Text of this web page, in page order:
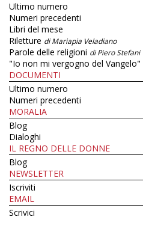
Ultimo numero
Numeri precedenti
Libri del mese
Riletture di Mariapia Veladiano
Parole delle religioni di Piero Stefani
"Io non mi vergogno del Vangelo"
DOCUMENTI
Ultimo numero
Numeri precedenti
MORALIA
Blog
Dialoghi
IL REGNO DELLE DONNE
Blog
NEWSLETTER
Iscriviti
EMAIL
Scrivici